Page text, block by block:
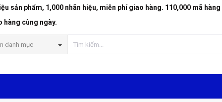
sản phẩm, 1,000 nhãn hiệu, miễn phí giao hàng. 110,000 mã
hàng cùng ngày.
danh mục
THANH TRƯỢT DÒNG CG (Superior Rolling Moment with Cover Strip)